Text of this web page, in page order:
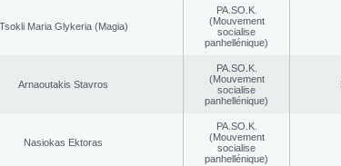
Tsokli Maria Glykeria (Magia)
PA.SO.K.
(Mouvement
socialise
panhellénique)
Arnaoutakis Stavros
PA.SO.K.
(Mouvement
socialise
panhellénique)
Nasiokas Ektoras
PA.SO.K.
(Mouvement
socialise
panhellénique)